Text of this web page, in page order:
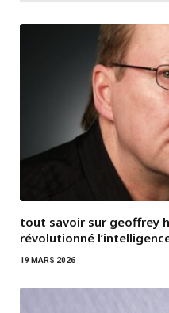
tout savoir sur geoffrey
révolutionné
19 MARS 2026